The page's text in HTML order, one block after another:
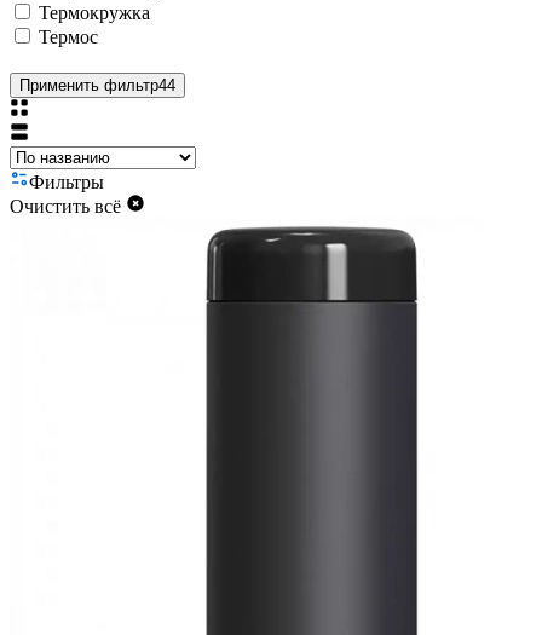
Термокружка
Термос
Применить фильтр44
Фильтры
Очистить всё